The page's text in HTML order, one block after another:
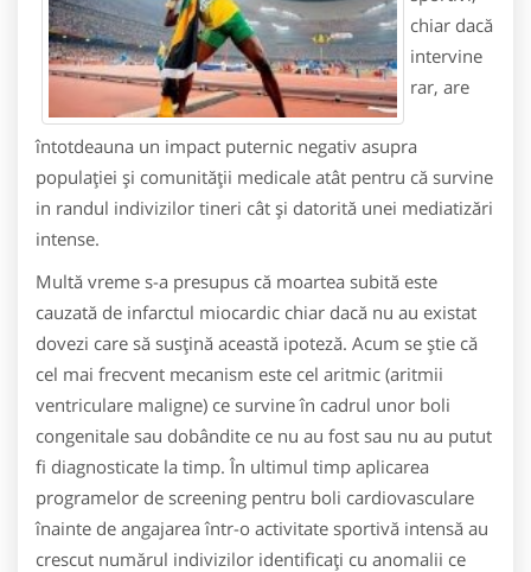
chiar dacă
intervine
rar, are
întotdeauna un impact puternic negativ asupra
populaţiei şi comunităţii medicale atât pentru că survine
in randul indivizilor tineri cât şi datorită unei mediatizări
intense.
Multă vreme s-a presupus că moartea subită este
cauzată de infarctul miocardic chiar dacă nu au existat
dovezi care să susţină această ipoteză. Acum se ştie că
cel mai frecvent mecanism este cel aritmic (aritmii
ventriculare maligne) ce survine în cadrul unor boli
congenitale sau dobândite ce nu au fost sau nu au putut
fi diagnosticate la timp. În ultimul timp aplicarea
programelor de screening pentru boli cardiovasculare
înainte de angajarea într-o activitate sportivă intensă au
crescut numărul indivizilor identificaţi cu anomalii ce